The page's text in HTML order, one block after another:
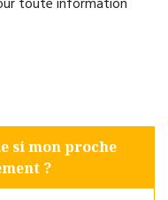
toute information
si mon proche
?